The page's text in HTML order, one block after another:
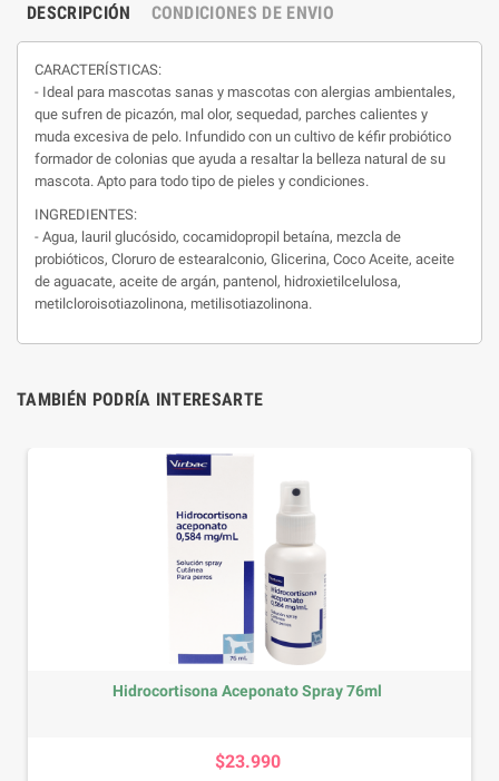
DESCRIPCIÓN CONDICIONES DE ENVIO
CARACTERÍSTICAS:
- Ideal para mascotas sanas y mascotas con alergias ambientales,
que sufren de picazón, mal olor, sequedad, parches calientes y
muda excesiva de pelo. Infundido con un cultivo de kéfir probiótico
formador de colonias que ayuda a resaltar la belleza natural de su
mascota. Apto para todo tipo de pieles y condiciones.
INGREDIENTES:
- Agua, lauril glucósido, cocamidopropil betaína, mezcla de
probióticos, Cloruro de estearalconio, Glicerina, Coco Aceite, aceite
de aguacate, aceite de argán, pantenol, hidroxietilcelulosa,
metilcloroisotiazolinona, metilisotiazolinona.
TAMBIÉN PODRÍA INTERESARTE
Hidrocortisona Aceponato Spray 76ml
$23.990